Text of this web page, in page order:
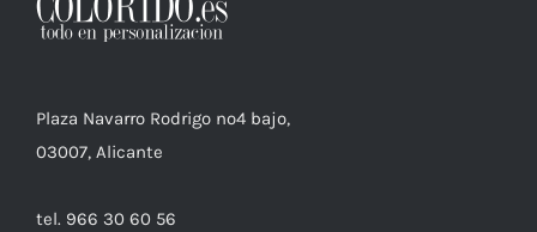
Plaza Navarro Rodrigo nº4 bajo,
03007, Alicante
tel. 966 30 60 56